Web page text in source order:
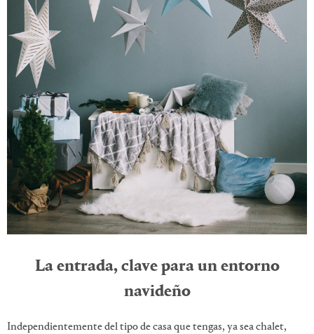
La entrada, clave para un entorno
navideño
Independientemente del tipo de casa que tengas, ya sea chalet,